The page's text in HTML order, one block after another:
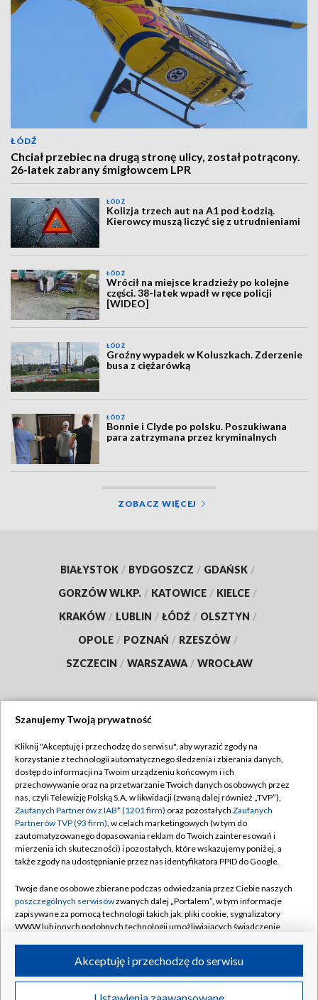
ŁÓDŹ
Chciał przebiec na drugą stronę ulicy, został potrącony.
26-latek zabrany śmigłowcem LPR
ŁÓDŹ
Kolizja trzech aut na A1 pod Łodzią.
Kierowcy muszą liczyć się z utrudnieniami
ŁÓDŹ
Wrócił na miejsce kradzieży po kolejne
części. 38-latek wpadł w ręce policji
[WIDEO]
ŁÓDŹ
Groźny wypadek w Koluszkach. Zderzenie
busa z ciężarówką
ŁÓDŹ
Bonnie i Clyde po polsku. Poszukiwana
para zatrzymana przez kryminalnych
ZOBACZ WIĘCEJ
BIAŁYSTOK / BYDGOSZCZ / GDAŃSK /
GORZÓW WLKP. / KATOWICE / KIELCE /
KRAKÓW / LUBLIN / ŁÓDŹ / OLSZTYN /
OPOLE / POZNAŃ / RZESZÓW /
SZCZECIN / WARSZAWA / WROCŁAW
TVP
Abonament TVP
Emisja w TVP
Centrum informacji TVP
Naziemna Telewizja Cyfrowa
Rada Programowa
System NOS
Informacje o nadawcy
Program dla prasy
Regulamin TVP
Polityka prywatności
Moje zgody
Pomoc
Kontakt
Kanały
©2026 Telewizja Polska S.A. w likwidacji
Szanujemy Twoją prywatność
Kliknij "Akceptuję i przechodzę do serwisu", aby wyrazić zgody na
korzystanie z technologii automatycznego śledzenia i zbierania danych,
dostęp do informacji na Twoim urządzeniu końcowym i ich
przechowywanie oraz na przetwarzanie Twoich danych osobowych przez
nas, czyli Telewizję Polską S.A. w likwidacji (zwaną dalej również „TVP”),
Zaufanych Partnerów z IAB* (1201 firm) oraz pozostałych Zaufanych
Partnerów TVP (93 firm), w celach marketingowych (w tym do
zautomatyzowanego dopasowania reklam do Twoich zainteresowań i
mierzenia ich skuteczności) i pozostałych, które wskazujemy poniżej, a
także zgody na udostępnianie przez nas identyfikatora PPID do Google.
Twoje dane osobowe zbierane podczas odwiedzania przez Ciebie naszych
poszczególnych serwisówzwanych dalej „Portalem”, w tym informacje
zapisywane za pomocą technologii takich jak: pliki cookie, sygnalizatory
WWW lub innych podobnych technologii umożliwiających świadczenie
ruchu w Internecie.
Twoje dane osobowe zbierane podczas odwiedzania przez Ciebie
Akceptuję i przechodzę do serwisu